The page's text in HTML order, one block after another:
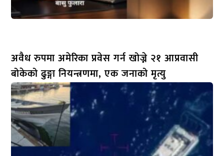
अवैध रुपमा अमेरिका प्रवेस गर्न खोज्ने २१ आप्रवासी
बोकेको ढुङ्गा नियन्त्रणमा, एक जनाको मृत्यु